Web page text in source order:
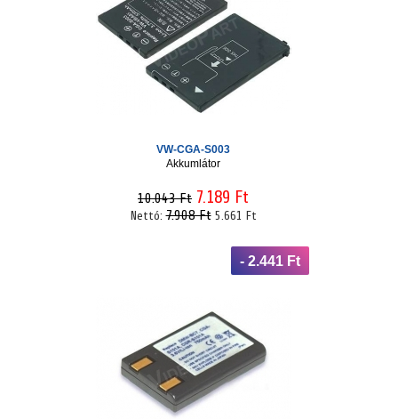
VW-CGA-S003
Akkumlátor
10.043 Ft 7.189 Ft
Nettó:7.908 Ft 5.661 Ft
- 2.441 Ft